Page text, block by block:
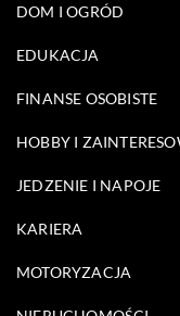
DOM I OGRÓD
EDUKACJA
FINANSE OSOBISTE
HOBBY I
JEDZENIE I NAPOJE
KARIERA
MOTORYZACJA